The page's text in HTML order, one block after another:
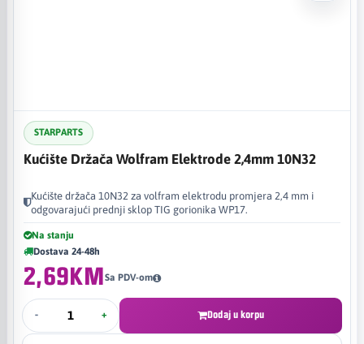
STARPARTS
Kućište Držača Wolfram Elektrode 2,4mm 10N32
Kućište držača 10N32 za volfram elektrodu promjera 2,4 mm i
odgovarajući prednji sklop TIG gorionika WP17.
Na stanju
Dostava 24-48h
2,69KMSa PDV-om
- + Dodaj u korpu